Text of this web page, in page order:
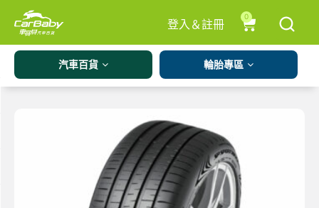
登入＆註冊
0
汽車百貨 輪胎專區